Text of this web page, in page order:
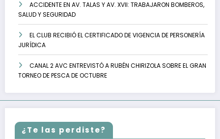
ACCIDENTE EN AV. TALAS Y AV. XVII: TRABAJARON BOMBEROS,
SALUD Y SEGURIDAD
EL CLUB RECIBIÓ EL CERTIFICADO DE VIGENCIA DE PERSONERÍA
JURÍDICA
CANAL 2 AVC ENTREVISTÓ A RUBÉN CHIRIZOLA SOBRE EL GRAN
TORNEO DE PESCA DE OCTUBRE
¿Te las perdiste?